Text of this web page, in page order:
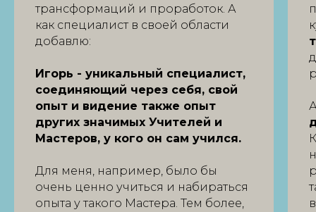
трансформаций и проработок. А
как специалист в своей области
добавлю:
Игорь - уникальный специалист,
соединяющий через себя, свой
опыт и видение также опыт
других значимых Учителей и
Мастеров, у кого он сам учился.
Для меня, например, было бы
очень ценно учиться и набираться
опыта у такого Мастера. Тем более,